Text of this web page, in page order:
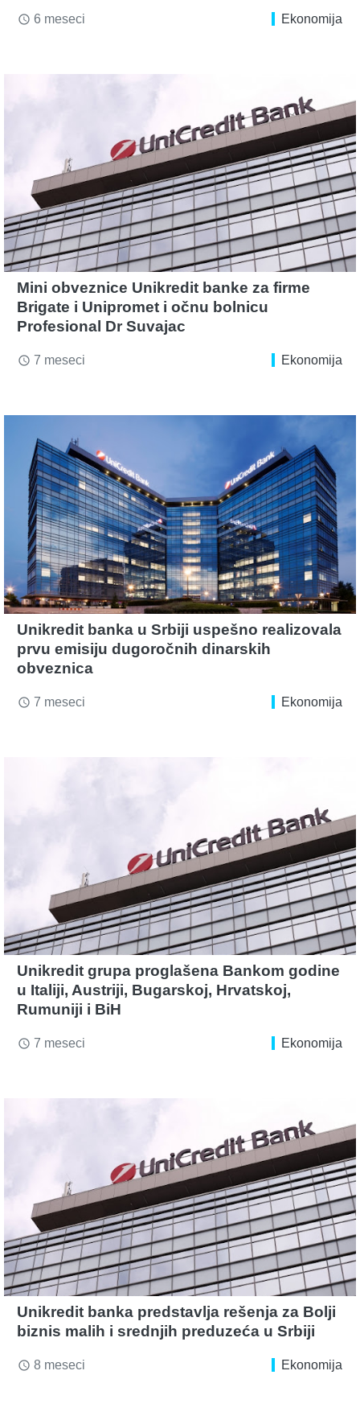
access_time 6 meseci Ekonomija
Mini obveznice Unikredit banke za firme
Brigate i Unipromet i očnu bolnicu
Profesional Dr Suvajac
access_time 7 meseci Ekonomija
Unikredit banka u Srbiji uspešno realizovala
prvu emisiju dugoročnih dinarskih
obveznica
access_time 7 meseci Ekonomija
Unikredit grupa proglašena Bankom godine
u Italiji, Austriji, Bugarskoj, Hrvatskoj,
Rumuniji i BiH
access_time 7 meseci Ekonomija
Unikredit banka predstavlja rešenja za Bolji
biznis malih i srednjih preduzeća u Srbiji
access_time 8 meseci Ekonomija